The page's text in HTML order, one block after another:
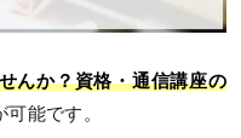
んか？資格・通信講座の
能です。